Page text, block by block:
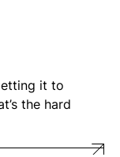
it to
the hard